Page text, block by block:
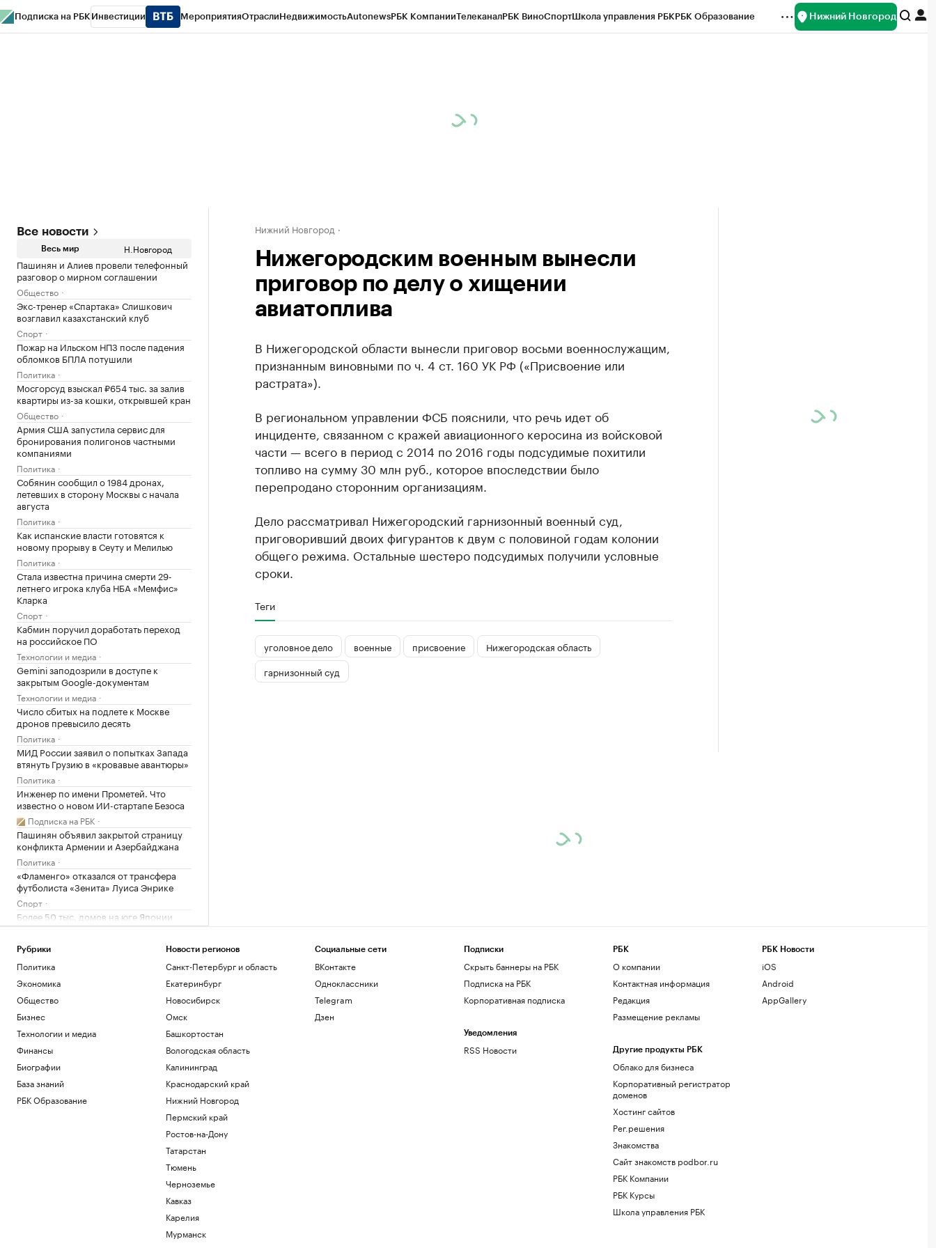
Подписка на РБК Инвестиции МероприятияОтраслиНедвижимостьAutonewsРБК КомпанииТелеканалРБК ВиноСпортШкола управления РБКРБК Образование Нижний Новгород
Все новости
Весь мир Н.Новгород
Пашинян и Алиев провели телефонный
разговор о мирном соглашении
Общество
Экс-тренер «Спартака» Слишкович
возглавил казахстанский клуб
Спорт
Пожар на Ильском НПЗ после падения
обломков БПЛА потушили
Политика
Мосгорсуд взыскал ₽654 тыс. за залив
квартиры из-за кошки, открывшей кран
Общество
Армия США запустила сервис для
бронирования полигонов частными
компаниями
Политика
Собянин сообщил о 1984 дронах,
летевших в сторону Москвы с начала
августа
Политика
Как испанские власти готовятся к
новому прорыву в Сеуту и Мелилью
Политика
Стала известна причина смерти 29-
летнего игрока клуба НБА «Мемфис»
Кларка
Спорт
Кабмин поручил доработать переход
на российское ПО
Технологии и медиа
Gemini заподозрили в доступе к
закрытым Google-документам
Технологии и медиа
Число сбитых на подлете к Москве
дронов превысило десять
Политика
МИД России заявил о попытках Запада
втянуть Грузию в «кровавые авантюры»
Политика
Инженер по имени Прометей. Что
известно о новом ИИ-стартапе Безоса
Подписка на РБК
Пашинян объявил закрытой страницу
конфликта Армении и Азербайджана
Политика
«Фламенго» отказался от трансфера
футболиста «Зенита» Луиса Энрике
Спорт
Более 50 тыс. домов на юге Японии
остались без света из-за тайфуна
Общество
NASA продлило работу «Вояджера-2»
еще на один год
Общество
Axios рассказал, как Трамп оказался в
✍🏻 Насколько ваш авторитет зависит от
атрибутов престижа? Проверьте себя
FT узнала об «убежище от
миллиардеров
Нижний Новгород
Нижегородским военным вынесли
приговор по делу о хищении
авиатоплива
В Нижегородской области вынесли приговор восьми военнослужащим,
признанным виновными по ч. 4 ст. 160 УК РФ («Присвоение или
растрата»).
В региональном управлении ФСБ пояснили, что речь идет об
инциденте, связанном с кражей авиационного керосина из войсковой
части — всего в период с 2014 по 2016 годы подсудимые похитили
топливо на сумму 30 млн руб., которое впоследствии было
перепродано сторонним организациям.
Дело рассматривал Нижегородский гарнизонный военный суд,
приговоривший двоих фигурантов к двум с половиной годам колонии
общего режима. Остальные шестеро подсудимых получили условные
сроки.
Теги
уголовное дело военные присвоение
Нижегородская область
гарнизонный суд
Рубрики
Политика
Экономика
Общество
Бизнес
Технологии и медиа
Финансы
Биографии
База знаний
РБК Образование
Новости регионов
Санкт-Петербург и область
Екатеринбург
Новосибирск
Омск
Башкортостан
Вологодская область
Калининград
Краснодарский край
Нижний Новгород
Пермский край
Ростов-на-Дону
Татарстан
Тюмень
Черноземье
Кавказ
Карелия
Мурманск
Социальные сети
ВКонтакте
Одноклассники
Telegram
Дзен
Подписки
Скрыть баннеры на РБК
Подписка на РБК
Корпоративная подписка
Уведомления
RSS Новости
РБК
О компании
Контактная информация
Редакция
Размещение рекламы
Другие продукты РБК
Облако для бизнеса
Корпоративный регистратор
доменов
Хостинг сайтов
Рег.решения
Знакомства
Сайт знакомств podbor.ru
РБК Компании
РБК Курсы
Школа управления РБК
РБК Новости
iOS
Android
AppGallery